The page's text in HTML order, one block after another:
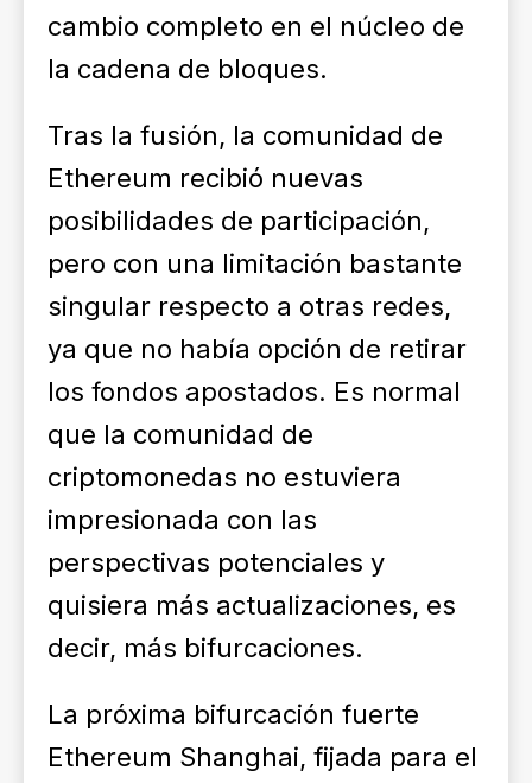
cambio completo en el núcleo de
la cadena de bloques.
Tras la fusión, la comunidad de
Ethereum recibió nuevas
posibilidades de participación,
pero con una limitación bastante
singular respecto a otras redes,
ya que no había opción de retirar
los fondos apostados. Es normal
que la comunidad de
criptomonedas no estuviera
impresionada con las
perspectivas potenciales y
quisiera más actualizaciones, es
decir, más bifurcaciones.
La próxima bifurcación fuerte
Ethereum Shanghai, fijada para el